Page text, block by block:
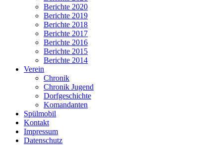
Berichte 2020
Berichte 2019
Berichte 2018
Berichte 2017
Berichte 2016
Berichte 2015
Berichte 2014
Verein
Chronik
Chronik Jugend
Dorfgeschichte
Komandanten
Spülmobil
Kontakt
Impressum
Datenschutz